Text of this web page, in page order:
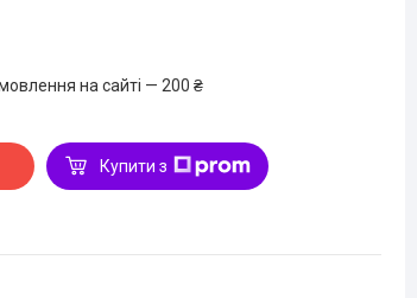
на сайті — 200 ₴
Купити з